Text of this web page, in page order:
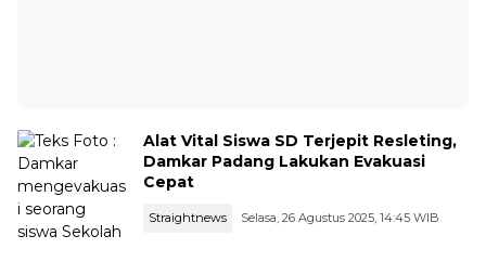
Alat Vital Siswa SD Terjepit Resleting,
Damkar Padang Lakukan Evakuasi
Cepat
Straightnews Selasa, 26 Agustus 2025, 14:45 WIB